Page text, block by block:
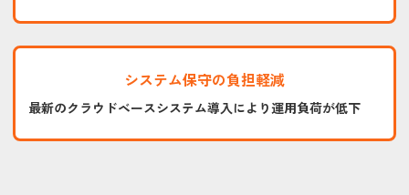
システム保守の負担軽減
最新のクラウドベースシステム導入により運用負荷が低下